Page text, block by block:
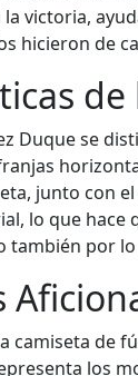
victoria,
hicieron de
Duque se
junto con
lo que
también por
camiseta
los